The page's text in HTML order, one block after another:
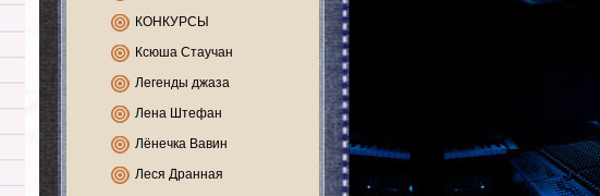
КОНКУРСЫ
Ксюша Стаучан
Легенды джаза
Лена Штефан
Лёнечка Вавин
Леся Дранная